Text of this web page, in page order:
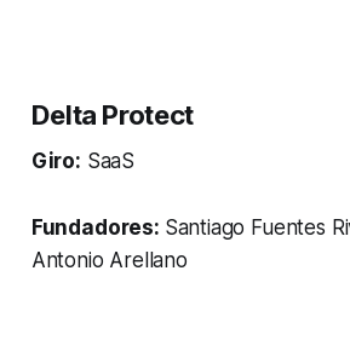
Delta Protect
Giro: SaaS
Fundadores: Santiago Fuentes
Antonio Arellano